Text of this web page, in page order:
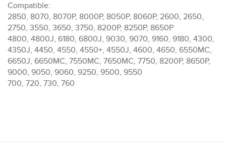
Compatible:
2850, 8070, 8070P, 8000P, 8050P, 8060P, 2600, 2650,
2750, 3550, 3650, 3750, 8200P, 8250P, 8650P
4800, 4800J, 6180, 6800J, 9030, 9070, 9160, 9180, 4300,
4350J, 4450, 4550, 4550+, 4550J, 4600, 4650, 6550MC,
6650J, 6650MC, 7550MC, 7650MC, 7750, 8200P, 8650P,
9000, 9050, 9060, 9250, 9500, 9550
700, 720, 730, 760